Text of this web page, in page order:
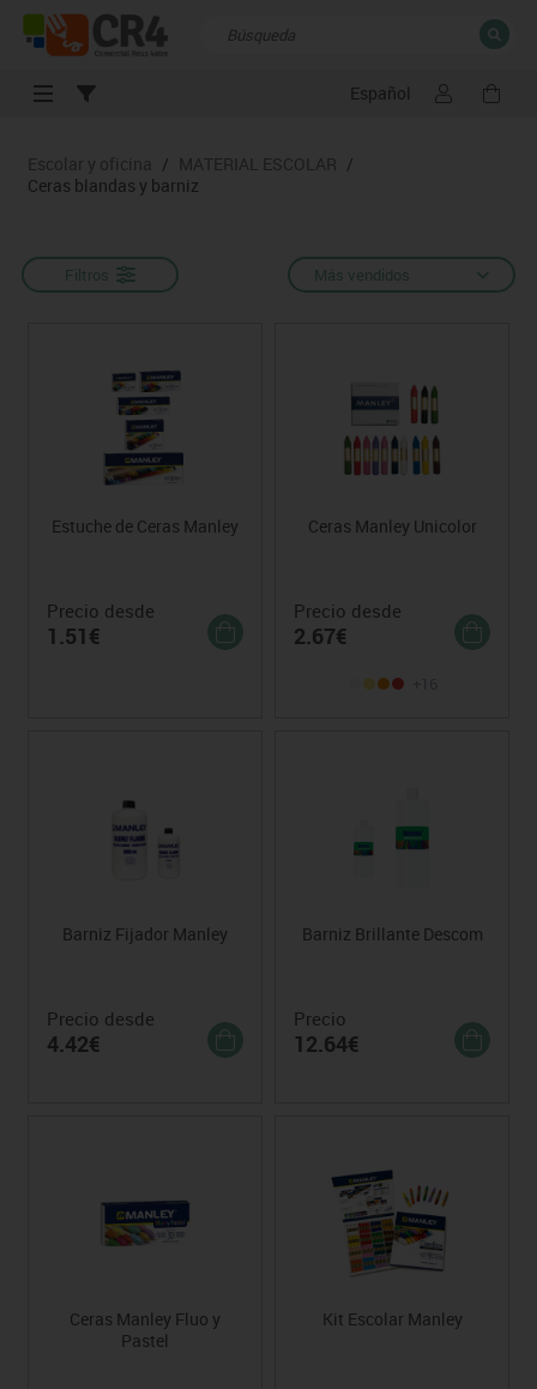
Español
Resultados de la búsqueda CERRAR
Escolar y oficina / MATERIAL ESCOLAR /
Ceras blandas y barniz
Filtros Más vendidos
Estuche de Ceras Manley
Precio desde
1.51€
Ceras Manley Unicolor
Precio desde
2.67€
Barniz Fijador Manley
Precio desde
4.42€
Barniz Brillante Descom
Precio
12.64€
Ceras Manley Fluo y
Pastel
Kit Escolar Manley